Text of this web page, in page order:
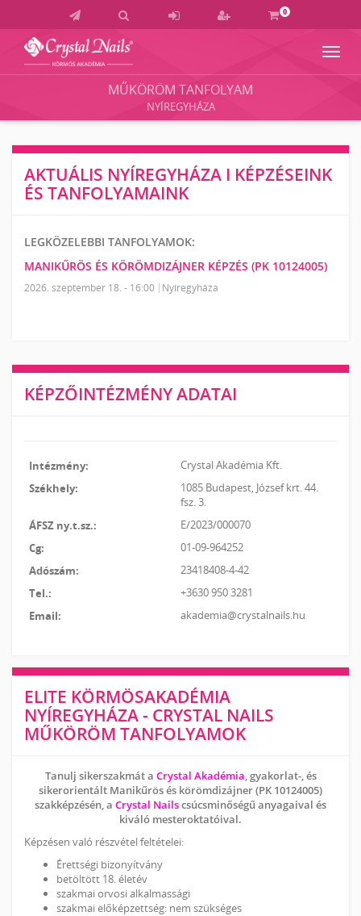
0
Crystal
Akadémia
Vizsgaközpont
MŰKÖRÖM TANFOLYAM
NYÍREGYHÁZA
AKTUÁLIS NYÍREGYHÁZA I KÉPZÉSEINK
ÉS TANFOLYAMAINK
LEGKÖZELEBBI TANFOLYAMOK:
MANIKŰRÖS ÉS KÖRÖMDIZÁJNER KÉPZÉS (PK 10124005)
2026. szeptember 18. - 16:00 Nyíregyháza
KÉPZŐINTÉZMÉNY ADATAI
Crystal Akadémia Kft.
1085 Budapest, József krt. 44.
fsz. 3.
E/2023/000070
01-09-964252
23418408-4-42
+3630 950 3281
akademia@crystalnails.hu
ELITE KÖRMÖSAKADÉMIA
NYÍREGYHÁZA - CRYSTAL NAILS
MŰKÖRÖM TANFOLYAMOK
Tanulj sikerszakmát a Crystal Akadémia, gyakorlat-, és
sikerorientált Manikűrös és körömdizájner (PK 10124005)
szakképzésén, a Crystal Nailscsúcsminőségű anyagaival és
kiváló mesteroktatóival.
Képzésen való részvétel feltételei:
Érettségi bizonyítvány
betöltött 18. életév
szakmai orvosi alkalmassági
szakmai előképzettség: nem szükséges